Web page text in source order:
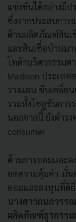
แข่งขันได้อย่างมีป
ซึ่งจากประสบการ
ด้านผลิตภัณฑ์สินเ
และสินเชื่อบ้านม
โทด้านวิศวกรรมศ
Madison ประเทศ
วางแผน ขับเคลื่อ
รวมทั้งโซลูชันการ
นอกจากนี้ ยังดำร
consumer
ด้านการออมและ
อดความคุ้มค่า-มั่น
ออมและลงทุนที่ดี
นางสาวกนกวรร
ผลิตภัณฑ์ธุรกรรม